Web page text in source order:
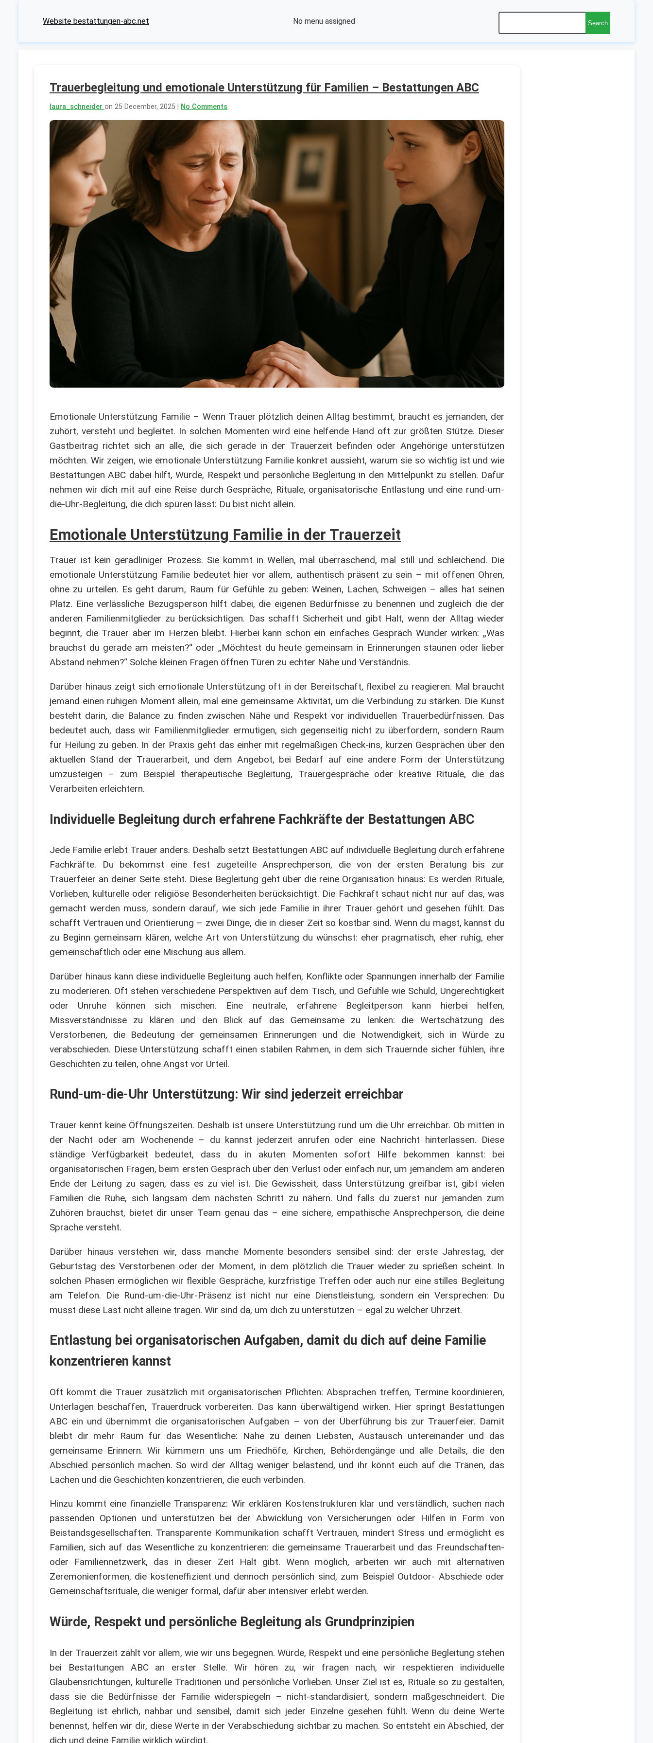
Website bestattungen-abc.net No menu assigned Search
Trauerbegleitung und emotionale Unterstützung für Familien – Bestattungen ABC
laura_schneider on 25 December, 2025 | No Comments
Emotionale Unterstützung Familie – Wenn Trauer plötzlich deinen Alltag bestimmt, braucht es jemanden, der
zuhört, versteht und begleitet. In solchen Momenten wird eine helfende Hand oft zur größten Stütze. Dieser
Gastbeitrag richtet sich an alle, die sich gerade in der Trauerzeit befinden oder Angehörige unterstützen
möchten. Wir zeigen, wie emotionale Unterstützung Familie konkret aussieht, warum sie so wichtig ist und wie
Bestattungen ABC dabei hilft, Würde, Respekt und persönliche Begleitung in den Mittelpunkt zu stellen. Dafür
nehmen wir dich mit auf eine Reise durch Gespräche, Rituale, organisatorische Entlastung und eine rund-um-
die-Uhr-Begleitung, die dich spüren lässt: Du bist nicht allein.
Emotionale Unterstützung Familie in der Trauerzeit
Trauer ist kein geradliniger Prozess. Sie kommt in Wellen, mal überraschend, mal still und schleichend. Die
emotionale Unterstützung Familie bedeutet hier vor allem, authentisch präsent zu sein – mit offenen Ohren,
ohne zu urteilen. Es geht darum, Raum für Gefühle zu geben: Weinen, Lachen, Schweigen – alles hat seinen
Platz. Eine verlässliche Bezugsperson hilft dabei, die eigenen Bedürfnisse zu benennen und zugleich die der
anderen Familienmitglieder zu berücksichtigen. Das schafft Sicherheit und gibt Halt, wenn der Alltag wieder
beginnt, die Trauer aber im Herzen bleibt. Hierbei kann schon ein einfaches Gespräch Wunder wirken: „Was
brauchst du gerade am meisten?“ oder „Möchtest du heute gemeinsam in Erinnerungen staunen oder lieber
Abstand nehmen?“ Solche kleinen Fragen öffnen Türen zu echter Nähe und Verständnis.
Darüber hinaus zeigt sich emotionale Unterstützung oft in der Bereitschaft, flexibel zu reagieren. Mal braucht
jemand einen ruhigen Moment allein, mal eine gemeinsame Aktivität, um die Verbindung zu stärken. Die Kunst
besteht darin, die Balance zu finden zwischen Nähe und Respekt vor individuellen Trauerbedürfnissen. Das
bedeutet auch, dass wir Familienmitglieder ermutigen, sich gegenseitig nicht zu überfordern, sondern Raum
für Heilung zu geben. In der Praxis geht das einher mit regelmäßigen Check-ins, kurzen Gesprächen über den
aktuellen Stand der Trauerarbeit, und dem Angebot, bei Bedarf auf eine andere Form der Unterstützung
umzusteigen – zum Beispiel therapeutische Begleitung, Trauergespräche oder kreative Rituale, die das
Verarbeiten erleichtern.
Individuelle Begleitung durch erfahrene Fachkräfte der Bestattungen ABC
Jede Familie erlebt Trauer anders. Deshalb setzt Bestattungen ABC auf individuelle Begleitung durch erfahrene
Fachkräfte. Du bekommst eine fest zugeteilte Ansprechperson, die von der ersten Beratung bis zur
Trauerfeier an deiner Seite steht. Diese Begleitung geht über die reine Organisation hinaus: Es werden Rituale,
Vorlieben, kulturelle oder religiöse Besonderheiten berücksichtigt. Die Fachkraft schaut nicht nur auf das, was
gemacht werden muss, sondern darauf, wie sich jede Familie in ihrer Trauer gehört und gesehen fühlt. Das
schafft Vertrauen und Orientierung – zwei Dinge, die in dieser Zeit so kostbar sind. Wenn du magst, kannst du
zu Beginn gemeinsam klären, welche Art von Unterstützung du wünschst: eher pragmatisch, eher ruhig, eher
gemeinschaftlich oder eine Mischung aus allem.
Darüber hinaus kann diese individuelle Begleitung auch helfen, Konflikte oder Spannungen innerhalb der Familie
zu moderieren. Oft stehen verschiedene Perspektiven auf dem Tisch, und Gefühle wie Schuld, Ungerechtigkeit
oder Unruhe können sich mischen. Eine neutrale, erfahrene Begleitperson kann hierbei helfen,
Missverständnisse zu klären und den Blick auf das Gemeinsame zu lenken: die Wertschätzung des
Verstorbenen, die Bedeutung der gemeinsamen Erinnerungen und die Notwendigkeit, sich in Würde zu
verabschieden. Diese Unterstützung schafft einen stabilen Rahmen, in dem sich Trauernde sicher fühlen, ihre
Geschichten zu teilen, ohne Angst vor Urteil.
Rund-um-die-Uhr Unterstützung: Wir sind jederzeit erreichbar
Trauer kennt keine Öffnungszeiten. Deshalb ist unsere Unterstützung rund um die Uhr erreichbar. Ob mitten in
der Nacht oder am Wochenende – du kannst jederzeit anrufen oder eine Nachricht hinterlassen. Diese
ständige Verfügbarkeit bedeutet, dass du in akuten Momenten sofort Hilfe bekommen kannst: bei
organisatorischen Fragen, beim ersten Gespräch über den Verlust oder einfach nur, um jemandem am anderen
Ende der Leitung zu sagen, dass es zu viel ist. Die Gewissheit, dass Unterstützung greifbar ist, gibt vielen
Familien die Ruhe, sich langsam dem nächsten Schritt zu nähern. Und falls du zuerst nur jemanden zum
Zuhören brauchst, bietet dir unser Team genau das – eine sichere, empathische Ansprechperson, die deine
Sprache versteht.
Darüber hinaus verstehen wir, dass manche Momente besonders sensibel sind: der erste Jahrestag, der
Geburtstag des Verstorbenen oder der Moment, in dem plötzlich die Trauer wieder zu sprießen scheint. In
solchen Phasen ermöglichen wir flexible Gespräche, kurzfristige Treffen oder auch nur eine stilles Begleitung
am Telefon. Die Rund-um-die-Uhr-Präsenz ist nicht nur eine Dienstleistung, sondern ein Versprechen: Du
musst diese Last nicht alleine tragen. Wir sind da, um dich zu unterstützen – egal zu welcher Uhrzeit.
Entlastung bei organisatorischen Aufgaben, damit du dich auf deine Familie
konzentrieren kannst
Oft kommt die Trauer zusätzlich mit organisatorischen Pflichten: Absprachen treffen, Termine koordinieren,
Unterlagen beschaffen, Trauerdruck vorbereiten. Das kann überwältigend wirken. Hier springt Bestattungen
ABC ein und übernimmt die organisatorischen Aufgaben – von der Überführung bis zur Trauerfeier. Damit
bleibt dir mehr Raum für das Wesentliche: Nähe zu deinen Liebsten, Austausch untereinander und das
gemeinsame Erinnern. Wir kümmern uns um Friedhöfe, Kirchen, Behördengänge und alle Details, die den
Abschied persönlich machen. So wird der Alltag weniger belastend, und ihr könnt euch auf die Tränen, das
Lachen und die Geschichten konzentrieren, die euch verbinden.
Hinzu kommt eine finanzielle Transparenz: Wir erklären Kostenstrukturen klar und verständlich, suchen nach
passenden Optionen und unterstützen bei der Abwicklung von Versicherungen oder Hilfen in Form von
Beistandsgesellschaften. Transparente Kommunikation schafft Vertrauen, mindert Stress und ermöglicht es
Familien, sich auf das Wesentliche zu konzentrieren: die gemeinsame Trauerarbeit und das Freundschaften-
oder Familiennetzwerk, das in dieser Zeit Halt gibt. Wenn möglich, arbeiten wir auch mit alternativen
Zeremonienformen, die kosteneffizient und dennoch persönlich sind, zum Beispiel Outdoor- Abschiede oder
Gemeinschaftsrituale, die weniger formal, dafür aber intensiver erlebt werden.
Würde, Respekt und persönliche Begleitung als Grundprinzipien
In der Trauerzeit zählt vor allem, wie wir uns begegnen. Würde, Respekt und eine persönliche Begleitung stehen
bei Bestattungen ABC an erster Stelle. Wir hören zu, wir fragen nach, wir respektieren individuelle
Glaubensrichtungen, kulturelle Traditionen und persönliche Vorlieben. Unser Ziel ist es, Rituale so zu gestalten,
dass sie die Bedürfnisse der Familie widerspiegeln – nicht-standardisiert, sondern maßgeschneidert. Die
Begleitung ist ehrlich, nahbar und sensibel, damit sich jeder Einzelne gesehen fühlt. Wenn du deine Werte
benennst, helfen wir dir, diese Werte in der Verabschiedung sichtbar zu machen. So entsteht ein Abschied, der
dich und deine Familie wirklich würdigt.